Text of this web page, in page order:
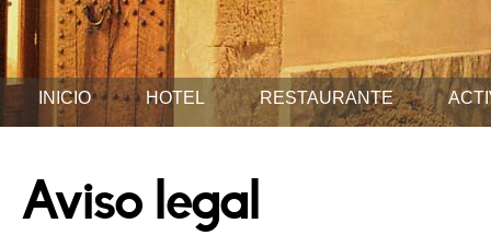
INICIO HOTEL RESTAURANTE
Aviso legal